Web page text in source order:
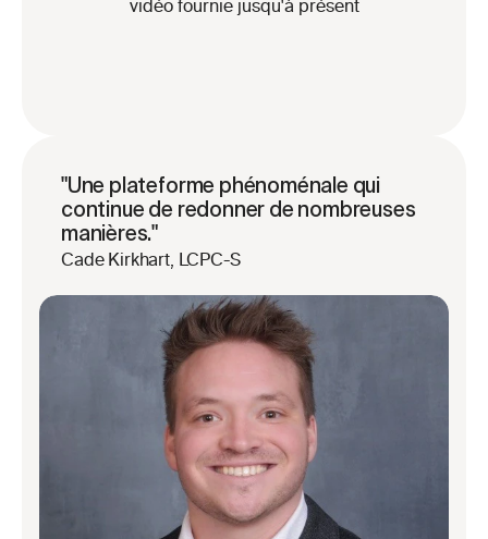
vidéo fournie jusqu'à présent
"Une plateforme phénoménale qui
continue de redonner de nombreuses
manières."
Cade Kirkhart, LCPC-S